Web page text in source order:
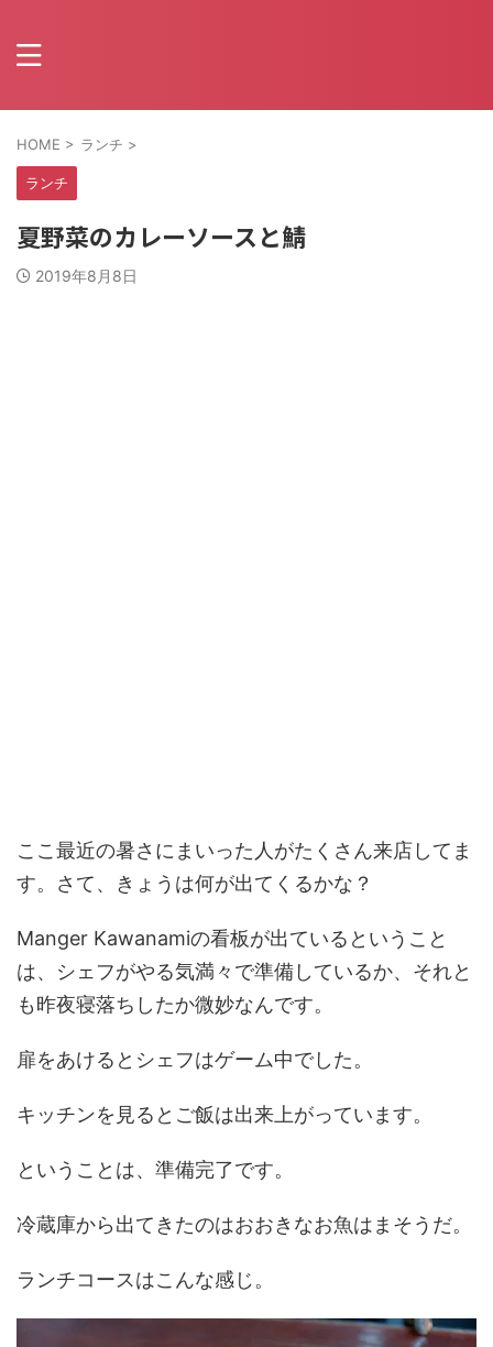
HOME > ランチ >
ランチ
夏野菜のカレーソースと鯖
2019年8月8日
ここ最近の暑さにまいった人がたくさん来店してま
す。さて、きょうは何が出てくるかな？
Manger Kawanamiの看板が出ているということ
は、シェフがやる気満々で準備しているか、それと
も昨夜寝落ちしたか微妙なんです。
扉をあけるとシェフはゲーム中でした。
キッチンを見るとご飯は出来上がっています。
ということは、準備完了です。
冷蔵庫から出てきたのはおおきなお魚はまそうだ。
ランチコースはこんな感じ。